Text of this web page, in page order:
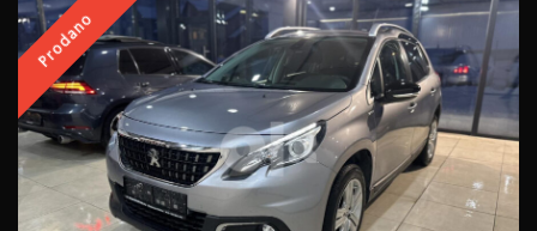
Prodano